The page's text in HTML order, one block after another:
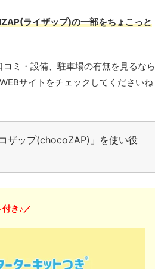
ライザップ)の一部をちょこっと
ミ・設備、駐車場の有無を見るなら
サイトをチェックしてくださいね
ザップ(chocoZAP)」を使い役
き♪／